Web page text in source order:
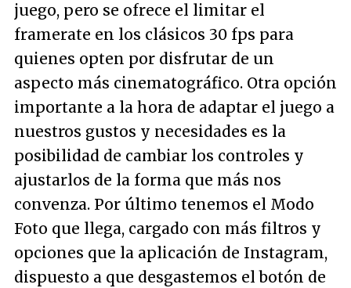
juego, pero se ofrece el limitar el
framerate en los clásicos 30 fps para
quienes opten por disfrutar de un
aspecto más cinematográfico. Otra opción
importante a la hora de adaptar el juego a
nuestros gustos y necesidades es la
posibilidad de cambiar los controles y
ajustarlos de la forma que más nos
convenza. Por último tenemos el Modo
Foto que llega, cargado con más filtros y
opciones que la aplicación de Instagram,
dispuesto a que desgastemos el botón de